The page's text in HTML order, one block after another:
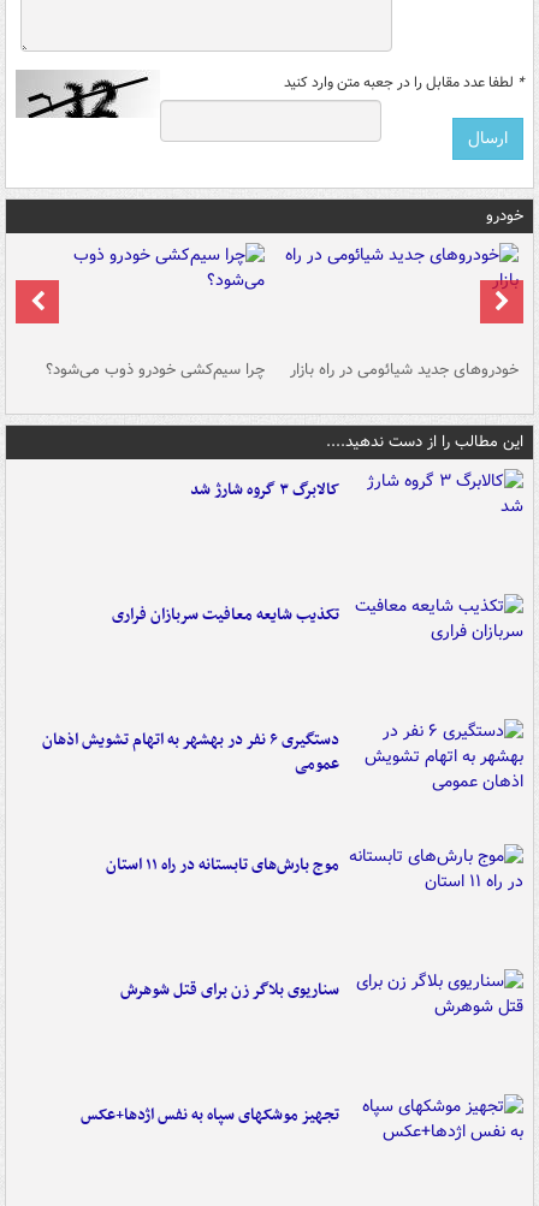
* لطفا عدد مقابل را در جعبه متن وارد کنید
خودرو
خودروهای جدید شیائومی در راه بازار چرا سیم‌کشی خودرو ذوب می‌شود؟
این مطالب را از دست ندهید....
کالابرگ ۳ گروه شارژ شد
تکذیب شایعه معافیت سربازان فراری
دستگیری ۶ نفر در بهشهر به اتهام تشویش اذهان
عمومی
موج بارش‌های تابستانه در راه ۱۱ استان
سناریوی بلاگر زن برای قتل شوهرش
تجهیز موشکهای سپاه به نفس اژدها+عکس